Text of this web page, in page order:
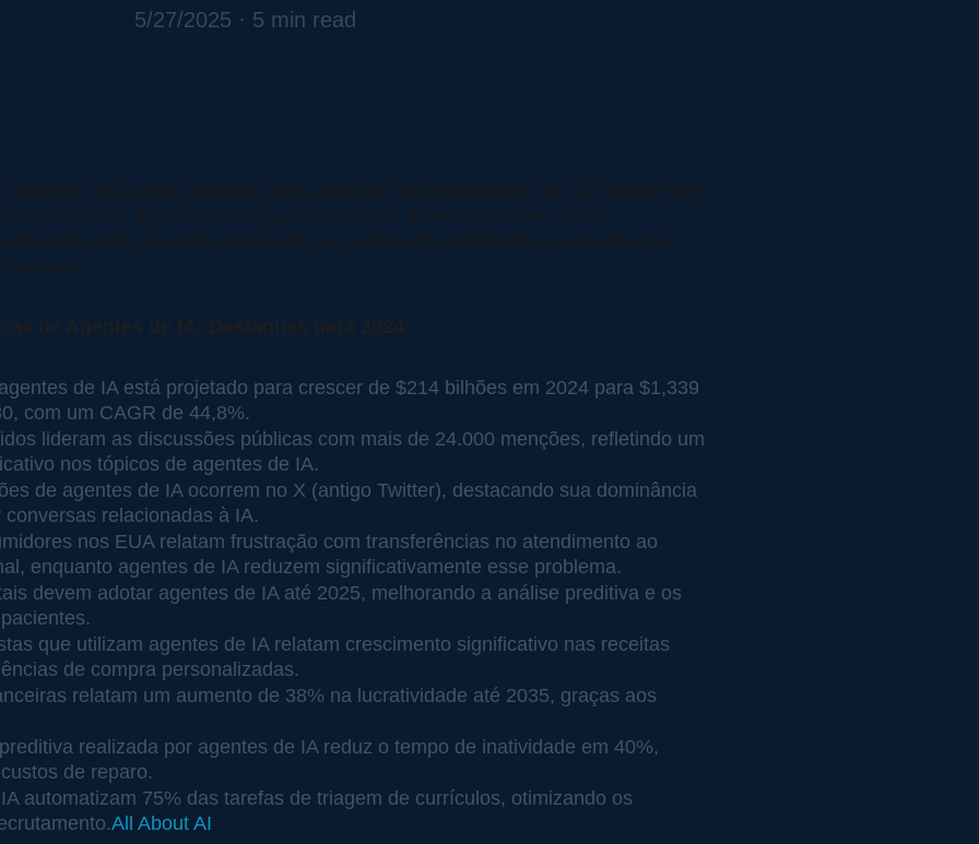
5/27/2025 5 min read
de IA está projetado para crescer de $214 bilhões em 2024 para $1,339
com um CAGR de 44,8%.
lideram as discussões públicas com mais de 24.000 menções, refletindo um
nos tópicos de agentes de IA.
de agentes de IA ocorrem no X (antigo Twitter), destacando sua dominância
relacionadas à IA.
nos EUA relatam frustração com transferências no atendimento ao
enquanto agentes de IA reduzem significativamente esse problema.
devem adotar agentes de IA até 2025, melhorando a análise preditiva e os
que utilizam agentes de IA relatam crescimento significativo nas receitas
de compra personalizadas.
relatam um aumento de 38% na lucratividade até 2035, graças aos
realizada por agentes de IA reduz o tempo de inatividade em 40%,
de reparo.
automatizam 75% das tarefas de triagem de currículos, otimizando os
All About AI